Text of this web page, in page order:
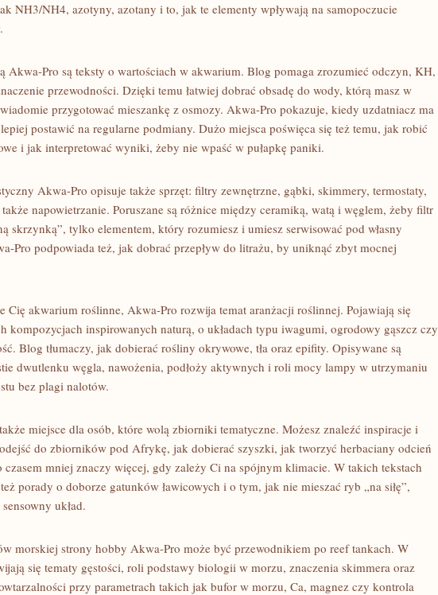
NH3/NH4, azotyny, azotany i to, jak te elementy wpływają na samopoczucie
Akwa-Pro są teksty o wartościach w akwarium. Blog pomaga zrozumieć odczyn, KH,
przewodności. Dzięki temu łatwiej dobrać obsadę do wody, którą masz w
przygotować mieszankę z osmozy. Akwa-Pro pokazuje, kiedy uzdatniacz ma
postawić na regularne podmiany. Dużo miejsca poświęca się też temu, jak robić
i jak interpretować wyniki, żeby nie wpaść w pułapkę paniki.
Akwa-Pro opisuje także sprzęt: filtry zewnętrzne, gąbki, skimmery, termostaty,
także napowietrzanie. Poruszane są różnice między ceramiką, watą i węglem, żeby filtr
skrzynką”, tylko elementem, który rozumiesz i umiesz serwisować pod własny
Pro podpowiada też, jak dobrać przepływ do litrażu, by uniknąć zbyt mocnej
Cię akwarium roślinne, Akwa-Pro rozwija temat aranżacji roślinnej. Pojawiają się
kompozycjach inspirowanych naturą, o układach typu iwagumi, ogrodowy gąszcz czy
Blog tłumaczy, jak dobierać rośliny okrywowe, tła oraz epifity. Opisywane są
dwutlenku węgla, nawożenia, podłoży aktywnych i roli mocy lampy w utrzymaniu
bez plagi nalotów.
miejsce dla osób, które wolą zbiorniki tematyczne. Możesz znaleźć inspiracje i
do zbiorników pod Afrykę, jak dobierać szyszki, jak tworzyć herbaciany odcień
czasem mniej znaczy więcej, gdy zależy Ci na spójnym klimacie. W takich tekstach
porady o doborze gatunków ławicowych i o tym, jak nie mieszać ryb „na siłę”,
układ.
morskiej strony hobby Akwa-Pro może być przewodnikiem po reef tankach. W
się tematy gęstości, roli podstawy biologii w morzu, znaczenia skimmera oraz
przy parametrach takich jak bufor w morzu, Ca, magnez czy kontrola